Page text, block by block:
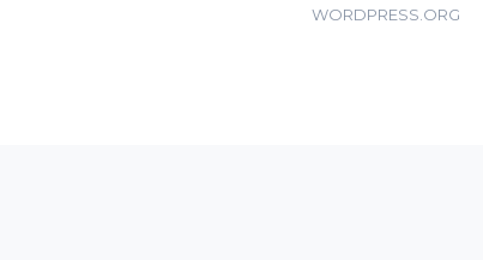
WORDPRESS.ORG